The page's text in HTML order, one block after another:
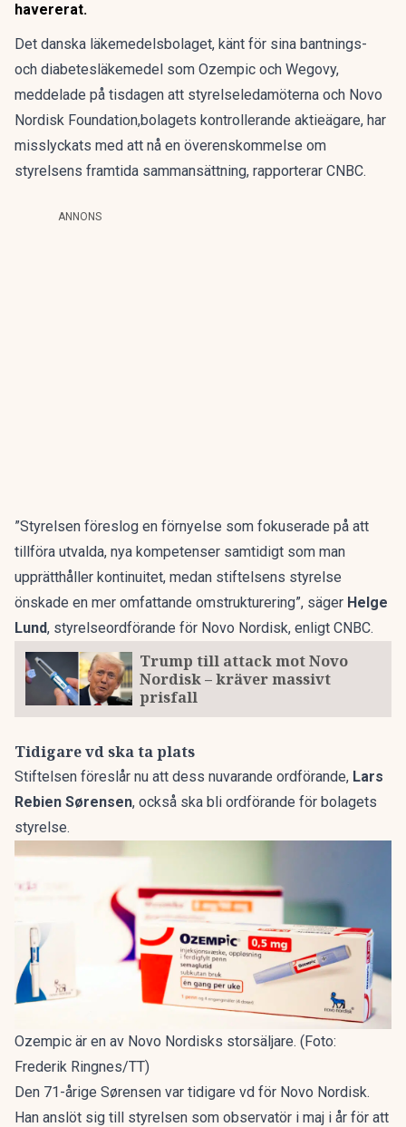
havererat.
Det danska läkemedelsbolaget, känt för sina bantnings-
och diabetesläkemedel som Ozempic och Wegovy,
meddelade på tisdagen att styrelseledamöterna och Novo
Nordisk Foundation,bolagets kontrollerande aktieägare, har
misslyckats med att nå en överenskommelse om
styrelsens framtida sammansättning, rapporterar CNBC.
ANNONS
”Styrelsen föreslog en förnyelse som fokuserade på att
tillföra utvalda, nya kompetenser samtidigt som man
upprätthåller kontinuitet, medan stiftelsens styrelse
önskade en mer omfattande omstrukturering”, säger Helge
Lund, styrelseordförande för Novo Nordisk, enligt CNBC.
Trump till attack mot Novo
Nordisk – kräver massivt
prisfall
Tidigare vd ska ta plats
Stiftelsen föreslår nu att dess nuvarande ordförande, Lars
Rebien Sørensen, också ska bli ordförande för bolagets
styrelse.
Ozempic är en av Novo Nordisks storsäljare. (Foto:
Frederik Ringnes/TT)
Den 71-årige Sørensen var tidigare vd för Novo Nordisk.
Han anslöt sig till styrelsen som observatör i maj i år för att